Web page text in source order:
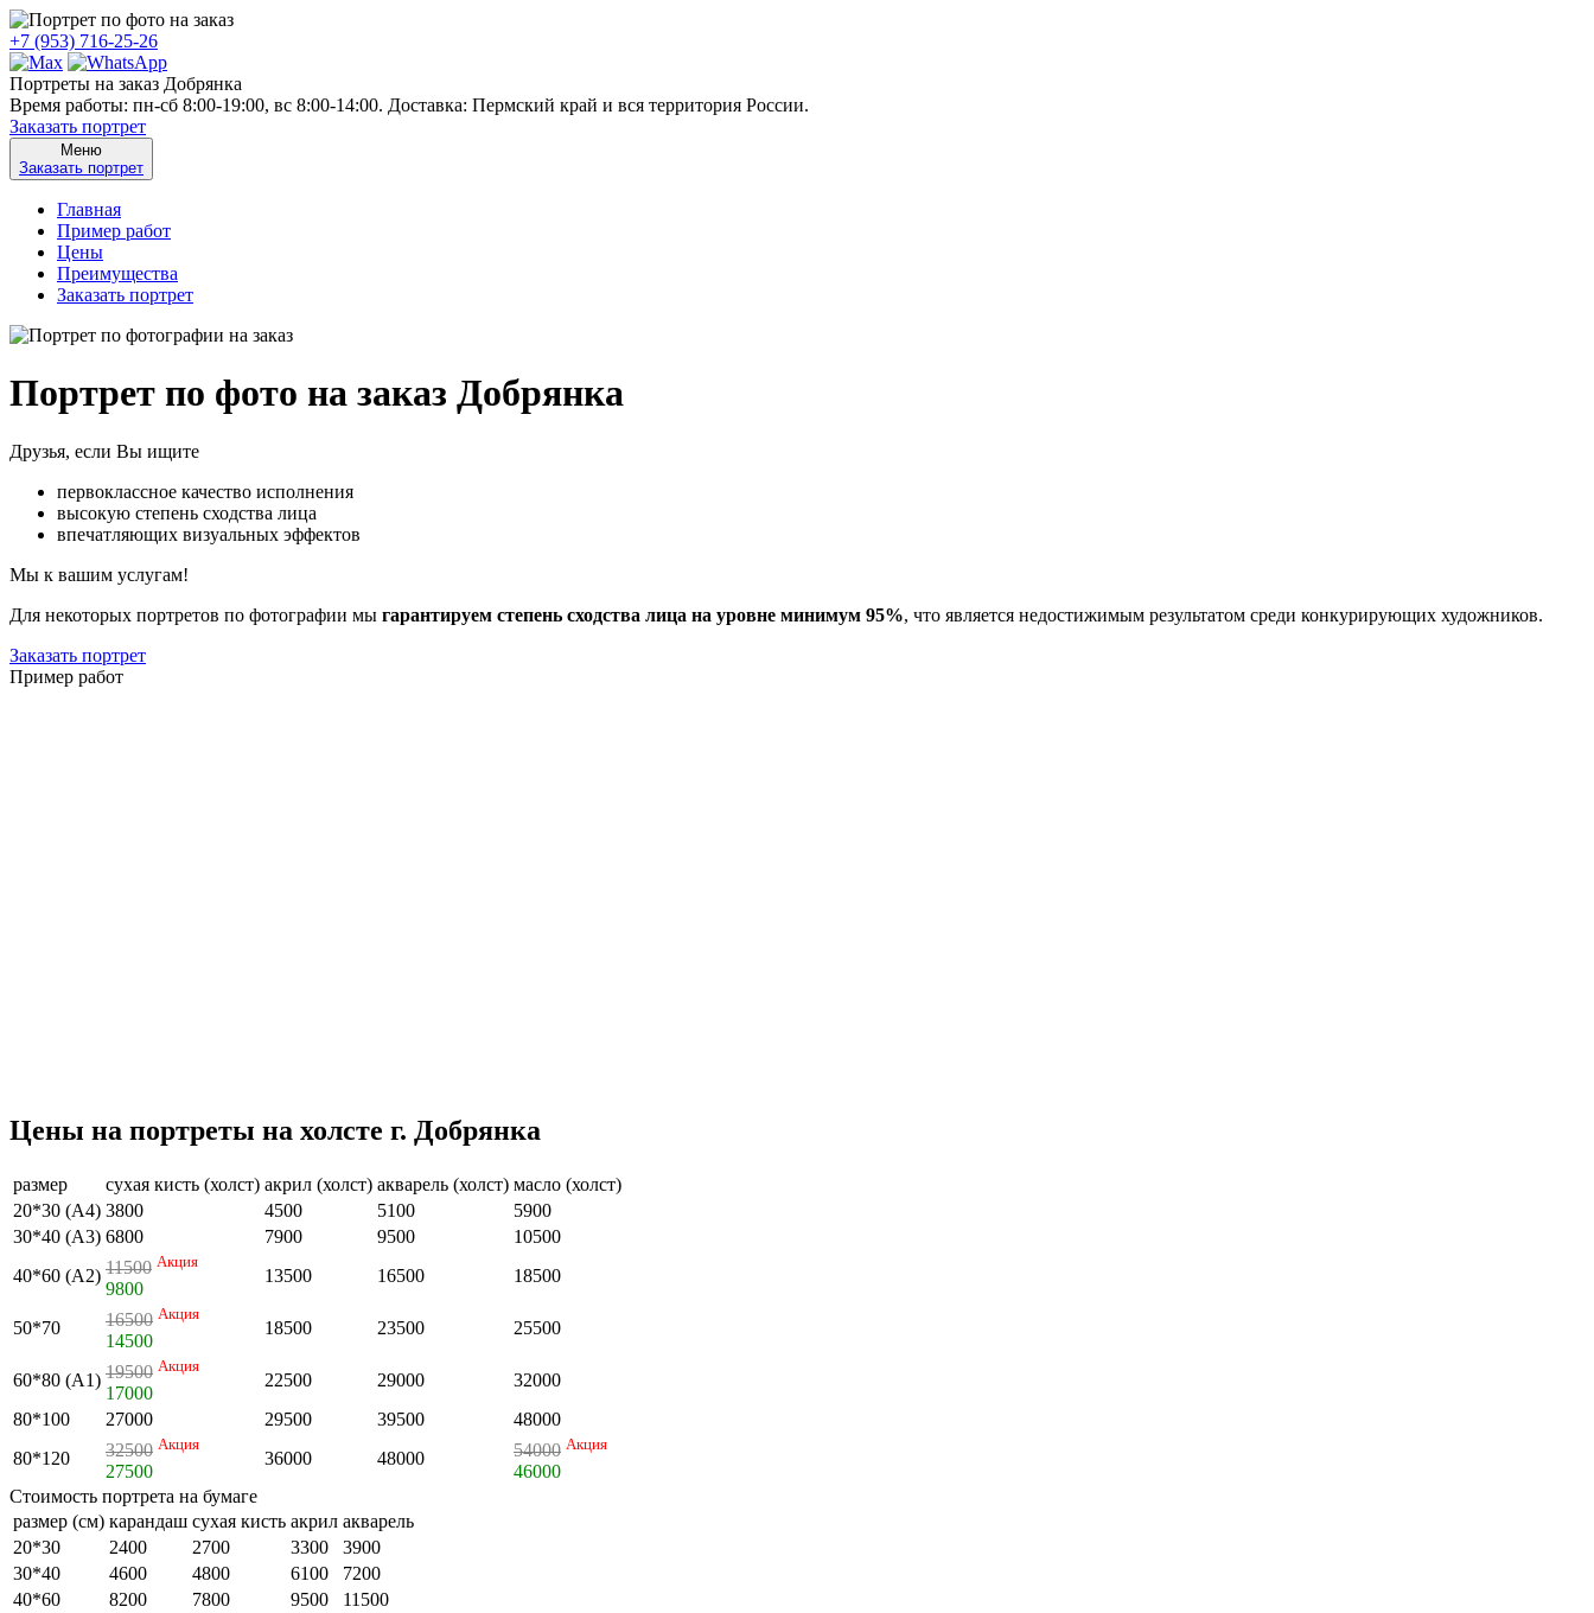
+7 (953) 716-25-26
Портреты на заказ Добрянка
Время работы: пн-сб 8:00-19:00, вс 8:00-14:00. Доставка: Пермский край и вся территория России.
Заказать портрет
Меню
Заказать портрет
Главная
Пример работ
Цены
Преимущества
Заказать портрет
Портрет по фото на заказ Добрянка
Друзья, если Вы ищите
первоклассное качество исполнения
высокую степень сходства лица
впечатляющих визуальных эффектов
Мы к вашим услугам!
Для некоторых портретов по фотографии мы гарантируем степень сходства лица на уровне минимум 95%, что является недостижимым результатом среди конкурирующих художников.
Заказать портрет
Пример работ
Цены на портреты на холсте г. Добрянка
размер сухая кисть (холст) акрил (холст) акварель (холст) масло (холст)
20*30 (А4) 3800 4500 5100
5900
30*40 (А3) 6800 7900 9500
10500
40*60 (А2) 11500 Акция
9800
13500 16500 18500
50*70 16500 Акция
14500
18500 23500 25500
60*80 (А1) 19500 Акция
17000
22500 29000
32000
80*100
27000 29500 39500
48000
80*120
32500 Акция
27500
36000 48000 54000 Акция
46000
Стоимость портрета на бумаге
размер (см) карандаш сухая кисть акрил акварель
20*30
2400 2700 3300
3900
30*40
4600 4800 6100
7200
40*60
8200 7800 9500
11500